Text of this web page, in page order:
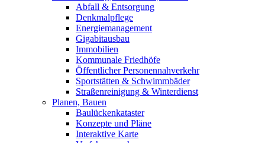
Abfall & Entsorgung
Denkmalpflege
Energiemanagement
Gigabitausbau
Immobilien
Kommunale Friedhöfe
Öffentlicher Personennahverkehr
Sportstätten & Schwimmbäder
Straßenreinigung & Winterdienst
Planen, Bauen
Baulückenkataster
Konzepte und Pläne
Interaktive Karte